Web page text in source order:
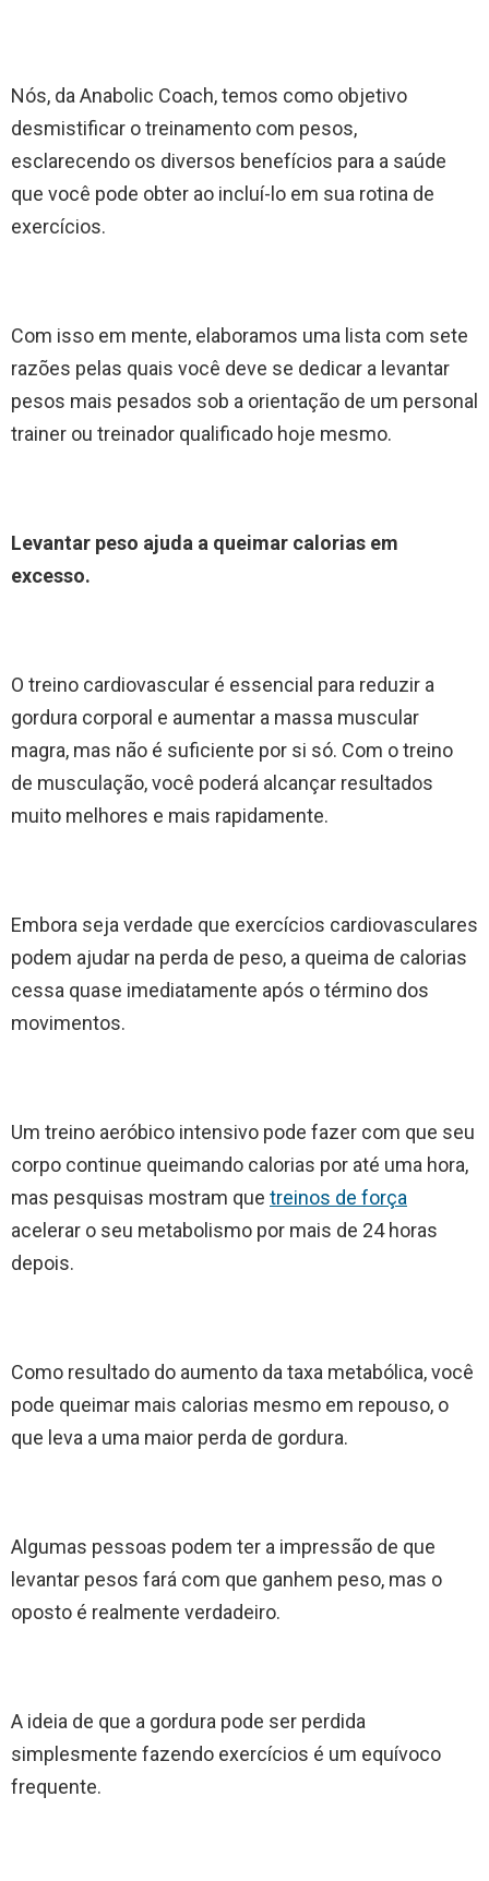
Nós, da Anabolic Coach, temos como objetivo
desmistificar o treinamento com pesos,
esclarecendo os diversos benefícios para a saúde
que você pode obter ao incluí-lo em sua rotina de
exercícios.
Com isso em mente, elaboramos uma lista com sete
razões pelas quais você deve se dedicar a levantar
pesos mais pesados sob a orientação de um personal
trainer ou treinador qualificado hoje mesmo.
Levantar peso ajuda a queimar calorias em
excesso.
O treino cardiovascular é essencial para reduzir a
gordura corporal e aumentar a massa muscular
magra, mas não é suficiente por si só. Com o treino
de musculação, você poderá alcançar resultados
muito melhores e mais rapidamente.
Embora seja verdade que exercícios cardiovasculares
podem ajudar na perda de peso, a queima de calorias
cessa quase imediatamente após o término dos
movimentos.
Um treino aeróbico intensivo pode fazer com que seu
corpo continue queimando calorias por até uma hora,
mas pesquisas mostram que treinos de força
acelerar o seu metabolismo por mais de 24 horas
depois.
Como resultado do aumento da taxa metabólica, você
pode queimar mais calorias mesmo em repouso, o
que leva a uma maior perda de gordura.
Algumas pessoas podem ter a impressão de que
levantar pesos fará com que ganhem peso, mas o
oposto é realmente verdadeiro.
A ideia de que a gordura pode ser perdida
simplesmente fazendo exercícios é um equívoco
frequente.